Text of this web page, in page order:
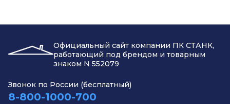
Официальный сайт компании ПК СТАНК,
работающий под брендом и товарным
знаком N 552079
Звонок по России (бесплатный)
8-800-1000-700